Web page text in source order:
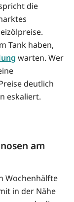
die
Tank haben,
warten. Wer
deutlich
eskaliert.
am
Wochenhälfte
in der Nähe